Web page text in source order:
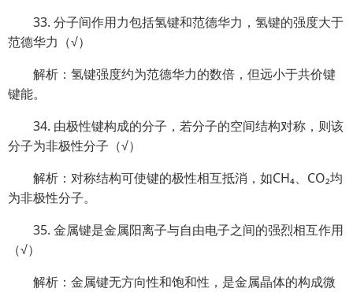
33. 分子间作用力包括氢键和范德华力，氢键的强度大于
范德华力（√）
解析：氢键强度约为范德华力的数倍，但远小于共价键
键能。
34. 由极性键构成的分子，若分子的空间结构对称，则该
分子为非极性分子（√）
解析：对称结构可使键的极性相互抵消，如CH₄、CO₂均
为非极性分子。
35. 金属键是金属阳离子与自由电子之间的强烈相互作用
（√）
解析：金属键无方向性和饱和性，是金属晶体的构成微